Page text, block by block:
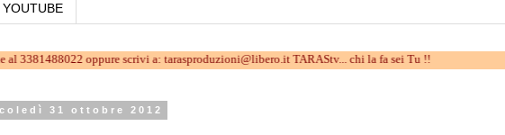
YOUTUBE
oppure scrivi a: tarasproduzioni@libero.it TARAStv... chi la fa sei Tu !!
31 ottobre 2012